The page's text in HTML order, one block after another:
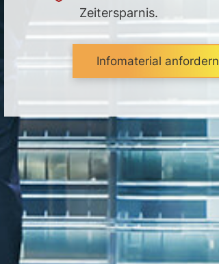
Zeitersparnis.
Infomaterial anfordern